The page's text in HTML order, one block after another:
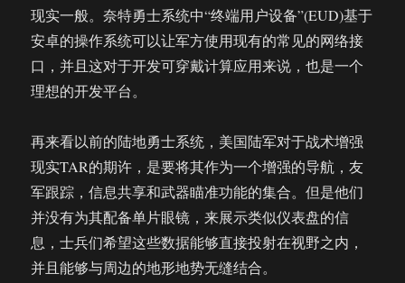
现实一般。奈特勇士系统中“终端用户设备”(EUD)基于
安卓的操作系统可以让军方使用现有的常见的网络接
口，并且这对于开发可穿戴计算应用来说，也是一个
理想的开发平台。
再来看以前的陆地勇士系统，美国陆军对于战术增强
现实TAR的期许，是要将其作为一个增强的导航，友
军跟踪，信息共享和武器瞄准功能的集合。但是他们
并没有为其配备单片眼镜，来展示类似仪表盘的信
息，士兵们希望这些数据能够直接投射在视野之内，
并且能够与周边的地形地势无缝结合。